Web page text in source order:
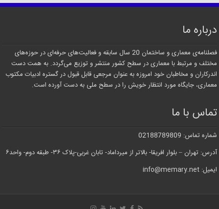
درباره ما
فصلنامه‌ی معماری و ساختمان 20 سال سابقه و فعالیت‌های حرفه‌ای در حوزه‌های
مختلف و مرتبط با معماری در سطح کشور منتشر و توزیع می‌گردد. به همت دست
اندرکاران و مخاطبان خود امروزه به عنوان مرجعی قابل قبول در گستره ادبیات مکتوب
معماری، جایگاه مورد انتظار خویش را در سطح ملی به دست آورده است.
تماس با ما
شماره تماس: 02188789809
آدرس: تهران – بلوار افریقا- بالاتر از میرداماد- تابان غربی-پلاک ۳۶- طبقه دوم- واحد۶
ایمیل: info@memary.net